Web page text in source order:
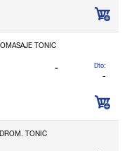
TONIC
- Dto:
-
TONIC